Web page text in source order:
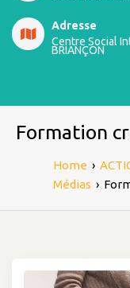
Adresse
Centre Social
BRIANÇON
Formation
Home ›
Médias ›